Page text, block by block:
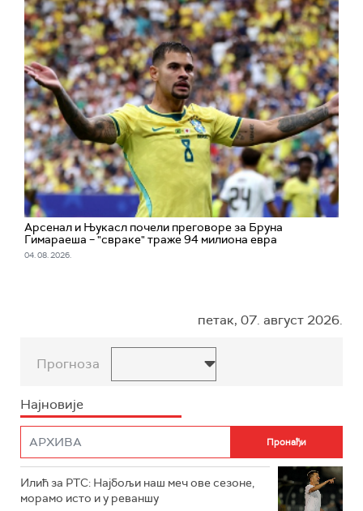
Арсенал и Њукасл почели преговоре за Бруна
Гимараеша – "свраке" траже 94 милиона евра
04. 08. 2026.
петак, 07. август 2026.
Прогноза
Најновије
Илић за РТС: Најбољи наш меч ове сезоне,
морамо исто и у реваншу